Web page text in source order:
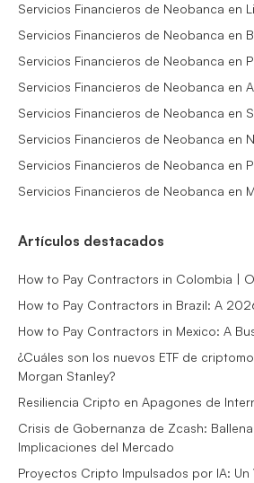
Servicios Financieros de Neobanca en
Servicios Financieros de Neobanca en
Servicios Financieros de Neobanca en
Servicios Financieros de Neobanca en
Servicios Financieros de Neobanca en
Servicios Financieros de Neobanca en
Servicios Financieros de Neobanca en
Servicios Financieros de Neobanca en
Artículos destacados
How to Pay Contractors in Colombia |
How to Pay Contractors in Brazil: A
How to Pay Contractors in Mexico: A
¿Cuáles son los nuevos ETF de
Morgan Stanley?
Resiliencia Cripto en Apagones de
Crisis de Gobernanza de Zcash:
Implicaciones del Mercado
Proyectos Cripto Impulsados por IA: Un